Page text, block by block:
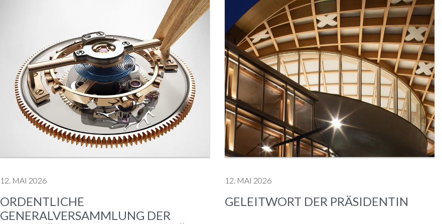
12. MAI 2026
ORDENTLICHE
GENERALVERSAMMLUNG DER
12. MAI 2026
GELEITWORT DER PRÄSIDENTIN